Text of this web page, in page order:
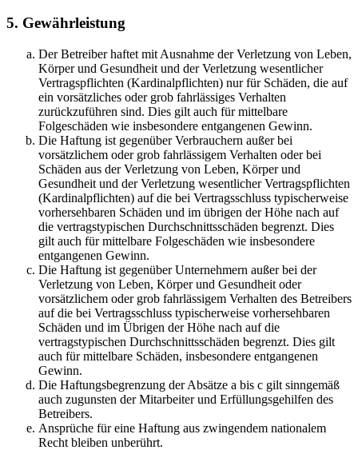
5. Gewährleistung
Der Betreiber haftet mit Ausnahme der Verletzung von Leben,
Körper und Gesundheit und der Verletzung wesentlicher
Vertragspflichten (Kardinalpflichten) nur für Schäden, die auf
ein vorsätzliches oder grob fahrlässiges Verhalten
zurückzuführen sind. Dies gilt auch für mittelbare
Folgeschäden wie insbesondere entgangenen Gewinn.
Die Haftung ist gegenüber Verbrauchern außer bei
vorsätzlichem oder grob fahrlässigem Verhalten oder bei
Schäden aus der Verletzung von Leben, Körper und
Gesundheit und der Verletzung wesentlicher Vertragspflichten
(Kardinalpflichten) auf die bei Vertragsschluss typischerweise
vorhersehbaren Schäden und im übrigen der Höhe nach auf
die vertragstypischen Durchschnittsschäden begrenzt. Dies
gilt auch für mittelbare Folgeschäden wie insbesondere
entgangenen Gewinn.
Die Haftung ist gegenüber Unternehmern außer bei der
Verletzung von Leben, Körper und Gesundheit oder
vorsätzlichem oder grob fahrlässigem Verhalten des Betreibers
auf die bei Vertragsschluss typischerweise vorhersehbaren
Schäden und im Übrigen der Höhe nach auf die
vertragstypischen Durchschnittsschäden begrenzt. Dies gilt
auch für mittelbare Schäden, insbesondere entgangenen
Gewinn.
Die Haftungsbegrenzung der Absätze a bis c gilt sinngemäß
auch zugunsten der Mitarbeiter und Erfüllungsgehilfen des
Betreibers.
Ansprüche für eine Haftung aus zwingendem nationalem
Recht bleiben unberührt.